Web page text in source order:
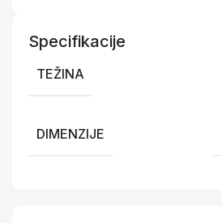
Specifikacije
TEŽINA
DIMENZIJE